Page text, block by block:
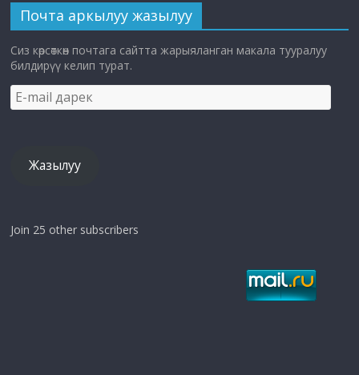
Почта аркылуу жазылуу
Сиз көрсөткөн почтага сайтта жарыяланган макала тууралуу
билдирүү келип турат.
E-
mail
Жазылуу
Join 25 other subscribers